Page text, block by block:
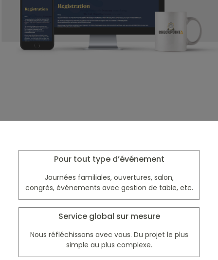
Pour tout type d’événement
Journées familiales, ouvertures, salon,
congrès, événements avec gestion de table, etc.
Service global sur mesure
Nous réfléchissons avec vous. Du projet le plus
simple au plus complexe.